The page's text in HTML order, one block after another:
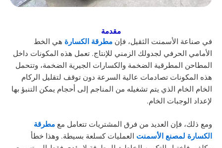
الأسمنت الثقيل، فإن مطرقة الكسارةهي الخط
لجدولك الزمني للإنتاج. تعمل هذه المكونات داخل
الضخمة والكسارات الجيرية الضخمة، وتتحمل
تصادمات عالية السرعة دون توقف لتقليل الركام
الذي يتم تشغيله من المناجم إلى أحجام يمكن التنبؤ بها
الخام.
العديد من فرق المشتريات تتعامل معمطرقة
الأسمنت العمليات كسلعة بسيطة. وهذا خطأ